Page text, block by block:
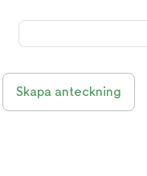
Skapa anteckning